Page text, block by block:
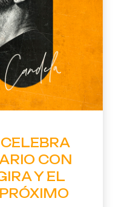
CON
Y EL